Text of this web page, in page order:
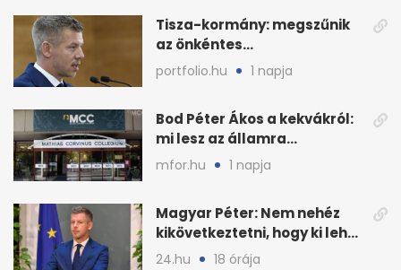
Tisza-kormány: megszűnik
az önkéntes
fogyasztáscsökkentés
portfolio.hu 1 napja
Bod Péter Ákos a kekvákról:
mi lesz az államra
visszaszálló vagyonnal?
mfor.hu 1 napja
Magyar Péter: Nem nehéz
kikövetkeztetni, hogy ki lehet
a három jelölt
24.hu 18 órája